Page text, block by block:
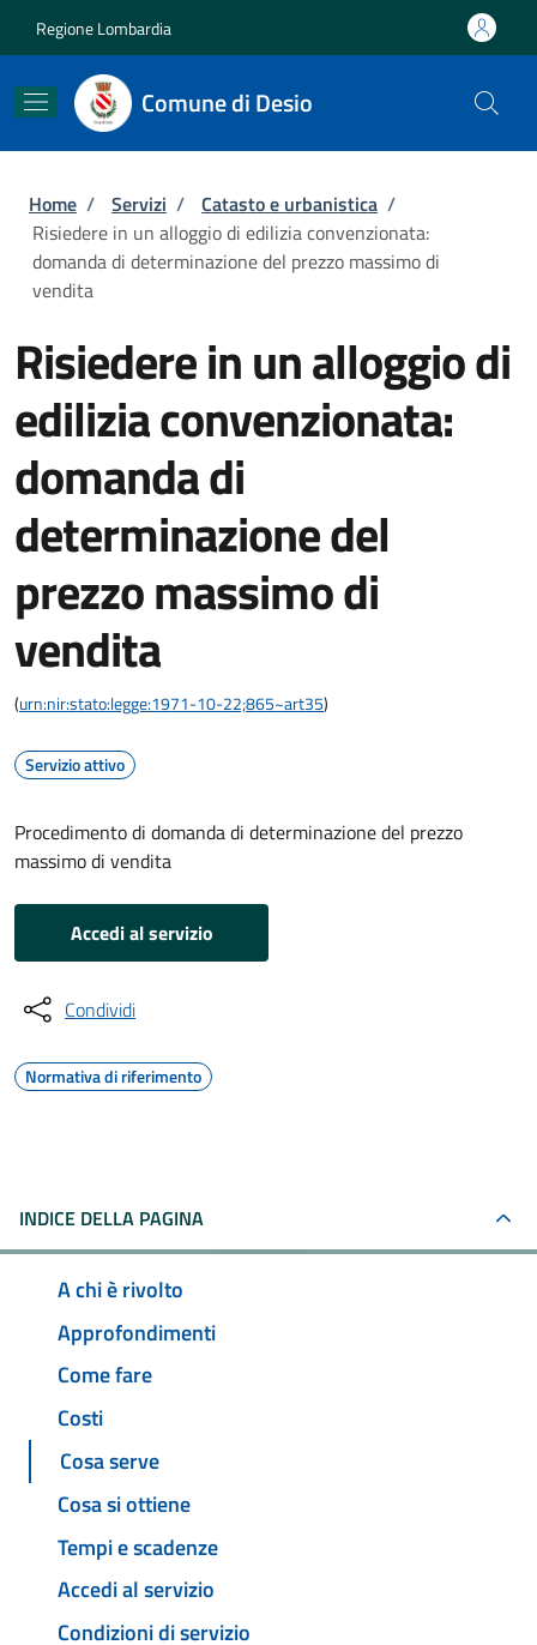
Regione Lombardia
Comune di Desio
Briciole di pane
Home / Servizi / Catasto e urbanistica /
Risiedere in un alloggio di edilizia convenzionata:
domanda di determinazione del prezzo massimo di
vendita
Risiedere in un alloggio di
edilizia convenzionata:
domanda di
determinazione del
prezzo massimo di
vendita
(urn:nir:stato:legge:1971-10-22;865~art35)
Servizio attivo
Procedimento di domanda di determinazione del prezzo
massimo di vendita
Accedi al servizio
Condividi
Normativa di riferimento
INDICE DELLA PAGINA
A chi è rivolto
Approfondimenti
Come fare
Costi
Cosa serve
Cosa si ottiene
Tempi e scadenze
Accedi al servizio
Condizioni di servizio